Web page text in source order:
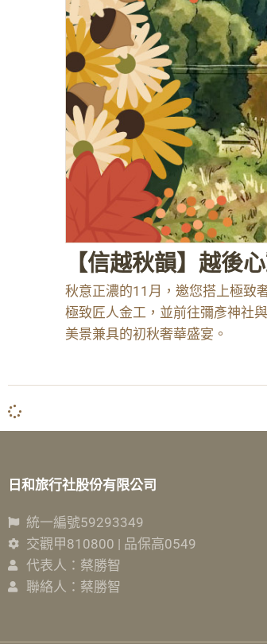
【信越秋韻】越後
秋意正濃的11月，邀您搭上極致
極致匠人金工，並前往彌彥神社
美景兼具的初秋奢華盛宴。
日和旅行社股份有限公司
統一編號59293349
交觀甲810800 | 品保高0549
代表人：蔡勝智
聯絡人：蔡勝智